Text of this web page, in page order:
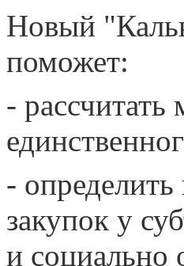
Новый
поможет:
-
-
закупок у
и социально